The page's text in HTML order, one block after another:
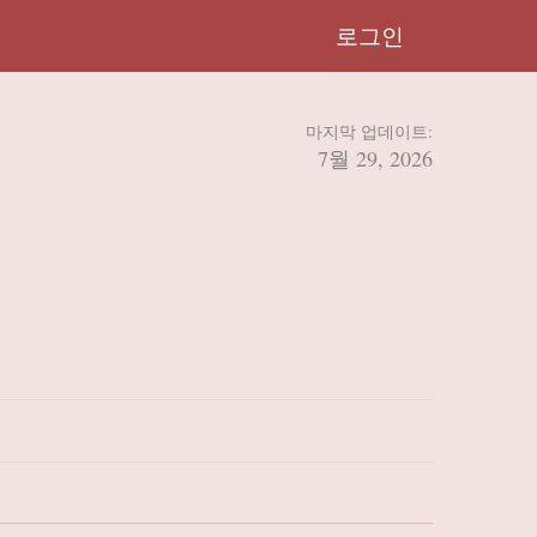
로그인
마지막 업데이트:
7월 29, 2026